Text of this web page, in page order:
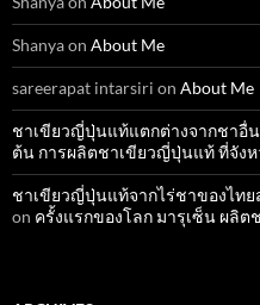
Shanyaon About Me
sareerapat intarsiri on About Me
ชาเขียวญี่ปุ่นแท้แตกต่างจากชาอื่น
ต้น การผลิตชาเขียวญี่ปุ่นแท้ ที่จังห
ชาเขียวญี่ปุ่นแท้จากไร่ชาของไท
on ครั้งแรกของโลก มารุเซ็น ผลิ